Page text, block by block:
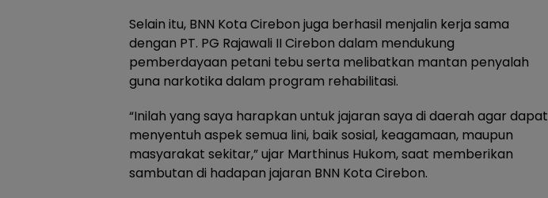
Selain itu, BNN Kota Cirebon juga berhasil menjalin kerja sama
dengan PT. PG Rajawali II Cirebon dalam mendukung
pemberdayaan petani tebu serta melibatkan mantan penyalah
guna narkotika dalam program rehabilitasi.
“Inilah yang saya harapkan untuk jajaran saya di daerah agar dapat
menyentuh aspek semua lini, baik sosial, keagamaan, maupun
masyarakat sekitar,” ujar Marthinus Hukom, saat memberikan
sambutan di hadapan jajaran BNN Kota Cirebon.